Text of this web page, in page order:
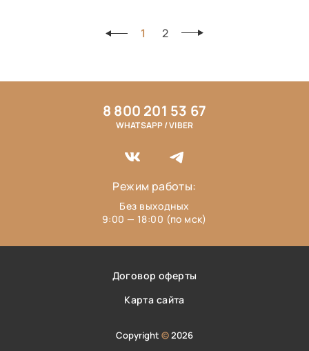
1 2
Договор оферты
Карта сайта
Copyright ©2026
8 800 201 53 67
WHATSAPP / VIBER
Режим работы:
Без выходных
9:00 — 18:00 (по мск)